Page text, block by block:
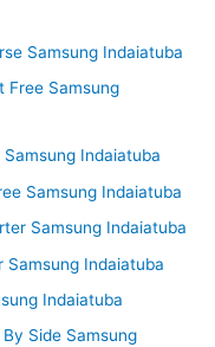
Samsung Indaiatuba
Free Samsung
Indaiatuba
Samsung Indaiatuba
Samsung Indaiatuba
Samsung Indaiatuba
Indaiatuba
Side Samsung